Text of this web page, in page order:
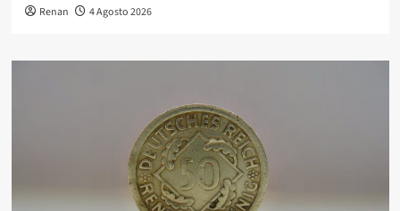
Renan 4 Agosto 2026